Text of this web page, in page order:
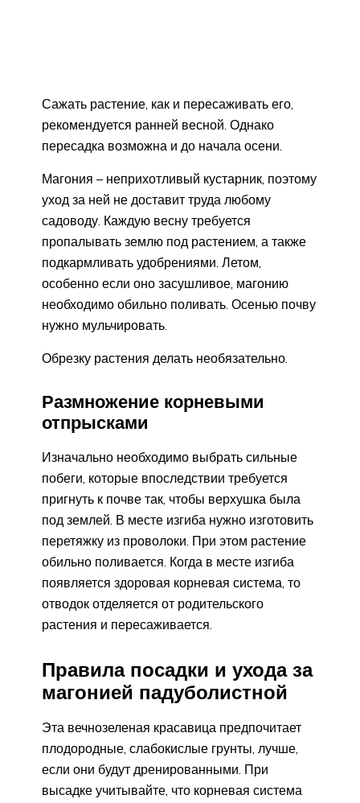
Сажать растение, как и пересаживать его,
рекомендуется ранней весной. Однако
пересадка возможна и до начала осени.
Магония – неприхотливый кустарник, поэтому
уход за ней не доставит труда любому
садоводу. Каждую весну требуется
пропалывать землю под растением, а также
подкармливать удобрениями. Летом,
особенно если оно засушливое, магонию
необходимо обильно поливать. Осенью почву
нужно мульчировать.
Обрезку растения делать необязательно.
Размножение корневыми
отпрысками
Изначально необходимо выбрать сильные
побеги, которые впоследствии требуется
пригнуть к почве так, чтобы верхушка была
под землей. В месте изгиба нужно изготовить
перетяжку из проволоки. При этом растение
обильно поливается. Когда в месте изгиба
появляется здоровая корневая система, то
отводок отделяется от родительского
растения и пересаживается.
Правила посадки и ухода за
магонией падуболистной
Эта вечнозеленая красавица предпочитает
плодородные, слабокислые грунты, лучше,
если они будут дренированными. При
высадке учитывайте, что корневая система